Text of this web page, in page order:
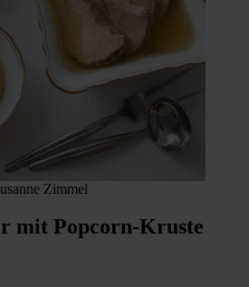
Zimmel
mit Popcorn-Kruste